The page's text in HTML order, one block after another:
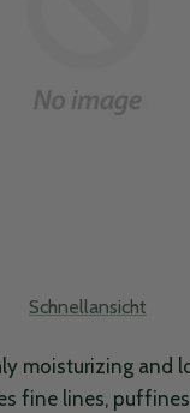
Schnellansicht
moisturizing and
fine lines,